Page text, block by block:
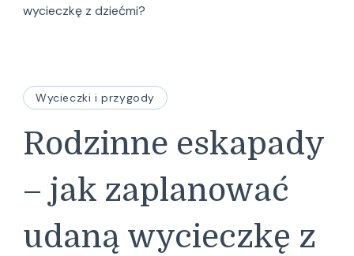
wycieczkę z dziećmi?
Wycieczki i przygody
Rodzinne eskapady
– jak zaplanować
udaną wycieczkę z